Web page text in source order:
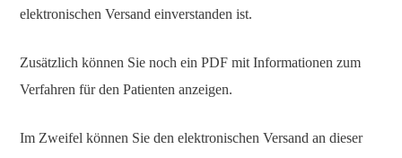
elektronischen Versand einverstanden ist.
Zusätzlich können Sie noch ein PDF mit Informationen zum
Verfahren für den Patienten anzeigen.
Im Zweifel können Sie den elektronischen Versand an dieser